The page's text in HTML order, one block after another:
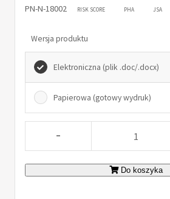
PN-N-18002
RISK SCORE PHA JSA
Wersja produktu
Elektroniczna (plik .doc/.docx)
Papierowa (gotowy wydruk)
-
Do koszyka